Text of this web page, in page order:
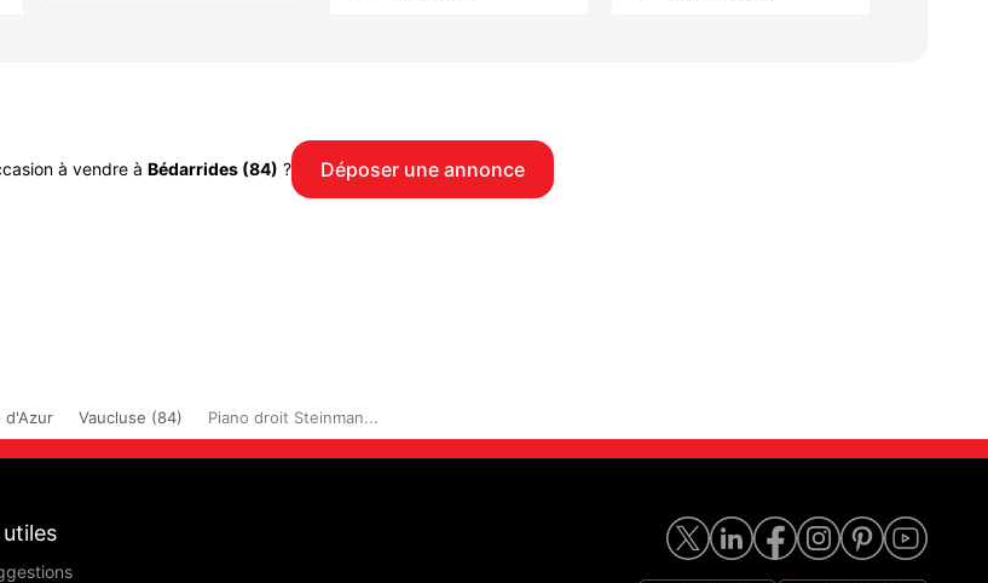
à vendre à Bédarrides (84) ? Déposer une annonce
d'Azur Vaucluse (84) Piano droit Steinman...